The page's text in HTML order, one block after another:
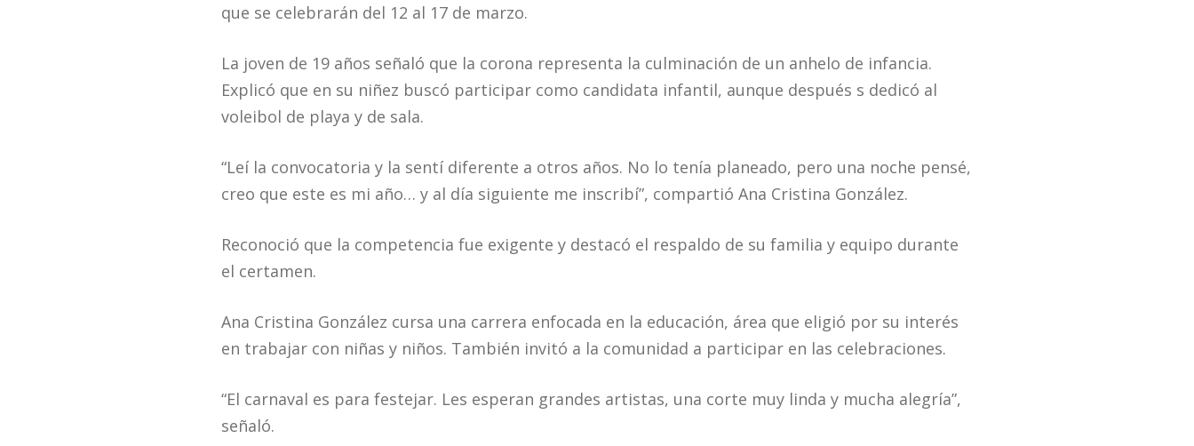
que se celebrarán del 12 al 17 de marzo.
La joven de 19 años señaló que la corona representa la culminación de un anhelo de infancia.
Explicó que en su niñez buscó participar como candidata infantil, aunque después s dedicó al
voleibol de playa y de sala.
“Leí la convocatoria y la sentí diferente a otros años. No lo tenía planeado, pero una noche pensé,
creo que este es mi año… y al día siguiente me inscribí”, compartió Ana Cristina González.
Reconoció que la competencia fue exigente y destacó el respaldo de su familia y equipo durante
el certamen.
Ana Cristina González cursa una carrera enfocada en la educación, área que eligió por su interés
en trabajar con niñas y niños. También invitó a la comunidad a participar en las celebraciones.
“El carnaval es para festejar. Les esperan grandes artistas, una corte muy linda y mucha alegría”,
señaló.